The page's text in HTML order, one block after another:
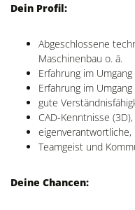
Dein Profil:
Abgeschlossene
Maschinenbau o. ä.
Erfahrung im
Erfahrung im
gute
CAD-Kenntnisse
Teamgeist und
Deine Chancen: